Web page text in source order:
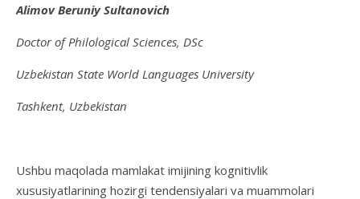
Alimov Beruniy Sultanovich
Doctor of Philological Sciences, DSc
Uzbekistan State World Languages University
Tashkent, Uzbekistan
Ushbu maqolada mamlakat imijining kognitivlik
xususiyatlarining hozirgi tendensiyalari va muammolari